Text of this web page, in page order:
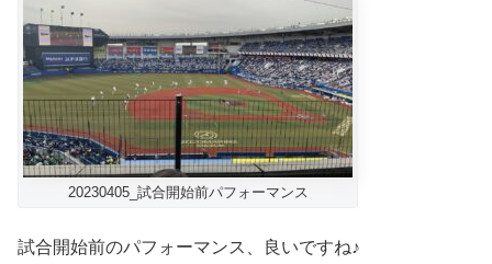
20230405_試合開始前パフォーマンス
試合開始前のパフォーマンス、良いですね♪